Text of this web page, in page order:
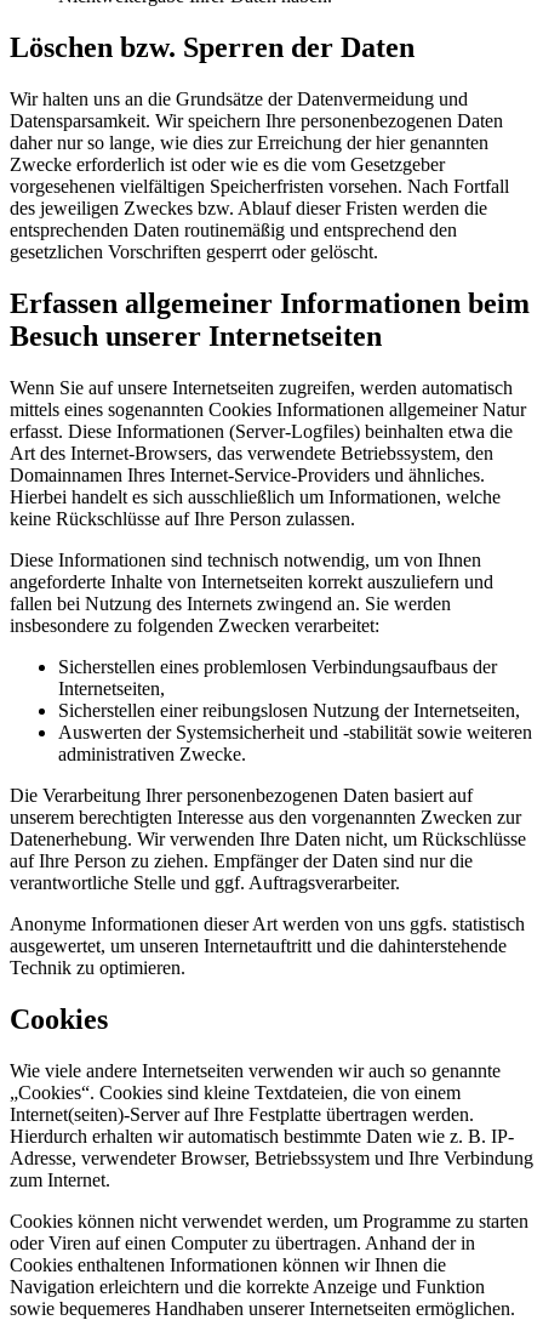
Löschen bzw. Sperren der Daten
Wir halten uns an die Grundsätze der Datenvermeidung und
Datensparsamkeit. Wir speichern Ihre personenbezogenen Daten
daher nur so lange, wie dies zur Erreichung der hier genannten
Zwecke erforderlich ist oder wie es die vom Gesetzgeber
vorgesehenen vielfältigen Speicherfristen vorsehen. Nach Fortfall
des jeweiligen Zweckes bzw. Ablauf dieser Fristen werden die
entsprechenden Daten routinemäßig und entsprechend den
gesetzlichen Vorschriften gesperrt oder gelöscht.
Erfassen allgemeiner Informationen beim
Besuch unserer Internetseiten
Wenn Sie auf unsere Internetseiten zugreifen, werden automatisch
mittels eines sogenannten Cookies Informationen allgemeiner Natur
erfasst. Diese Informationen (Server-Logfiles) beinhalten etwa die
Art des Internet-Browsers, das verwendete Betriebssystem, den
Domainnamen Ihres Internet-Service-Providers und ähnliches.
Hierbei handelt es sich ausschließlich um Informationen, welche
keine Rückschlüsse auf Ihre Person zulassen.
Diese Informationen sind technisch notwendig, um von Ihnen
angeforderte Inhalte von Internetseiten korrekt auszuliefern und
fallen bei Nutzung des Internets zwingend an. Sie werden
insbesondere zu folgenden Zwecken verarbeitet:
Sicherstellen eines problemlosen Verbindungsaufbaus der
Internetseiten,
Sicherstellen einer reibungslosen Nutzung der Internetseiten,
Auswerten der Systemsicherheit und -stabilität sowie weiteren
administrativen Zwecke.
Die Verarbeitung Ihrer personenbezogenen Daten basiert auf
unserem berechtigten Interesse aus den vorgenannten Zwecken zur
Datenerhebung. Wir verwenden Ihre Daten nicht, um Rückschlüsse
auf Ihre Person zu ziehen. Empfänger der Daten sind nur die
verantwortliche Stelle und ggf. Auftragsverarbeiter.
Anonyme Informationen dieser Art werden von uns ggfs. statistisch
ausgewertet, um unseren Internetauftritt und die dahinterstehende
Technik zu optimieren.
Cookies
Wie viele andere Internetseiten verwenden wir auch so genannte
„Cookies“. Cookies sind kleine Textdateien, die von einem
Internet(seiten)-Server auf Ihre Festplatte übertragen werden.
Hierdurch erhalten wir automatisch bestimmte Daten wie z. B. IP-
Adresse, verwendeter Browser, Betriebssystem und Ihre Verbindung
zum Internet.
Cookies können nicht verwendet werden, um Programme zu starten
oder Viren auf einen Computer zu übertragen. Anhand der in
Cookies enthaltenen Informationen können wir Ihnen die
Navigation erleichtern und die korrekte Anzeige und Funktion
sowie bequemeres Handhaben unserer Internetseiten ermöglichen.